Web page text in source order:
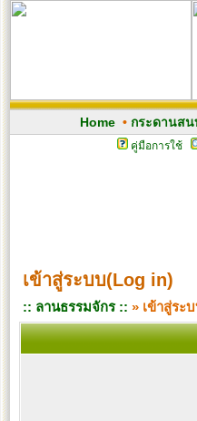
Home• กระดานสน
คู่มือการใช้
เข้าสู่ระบบ(Log in)
:: ลานธรรมจักร :: » เข้าสู่ระ